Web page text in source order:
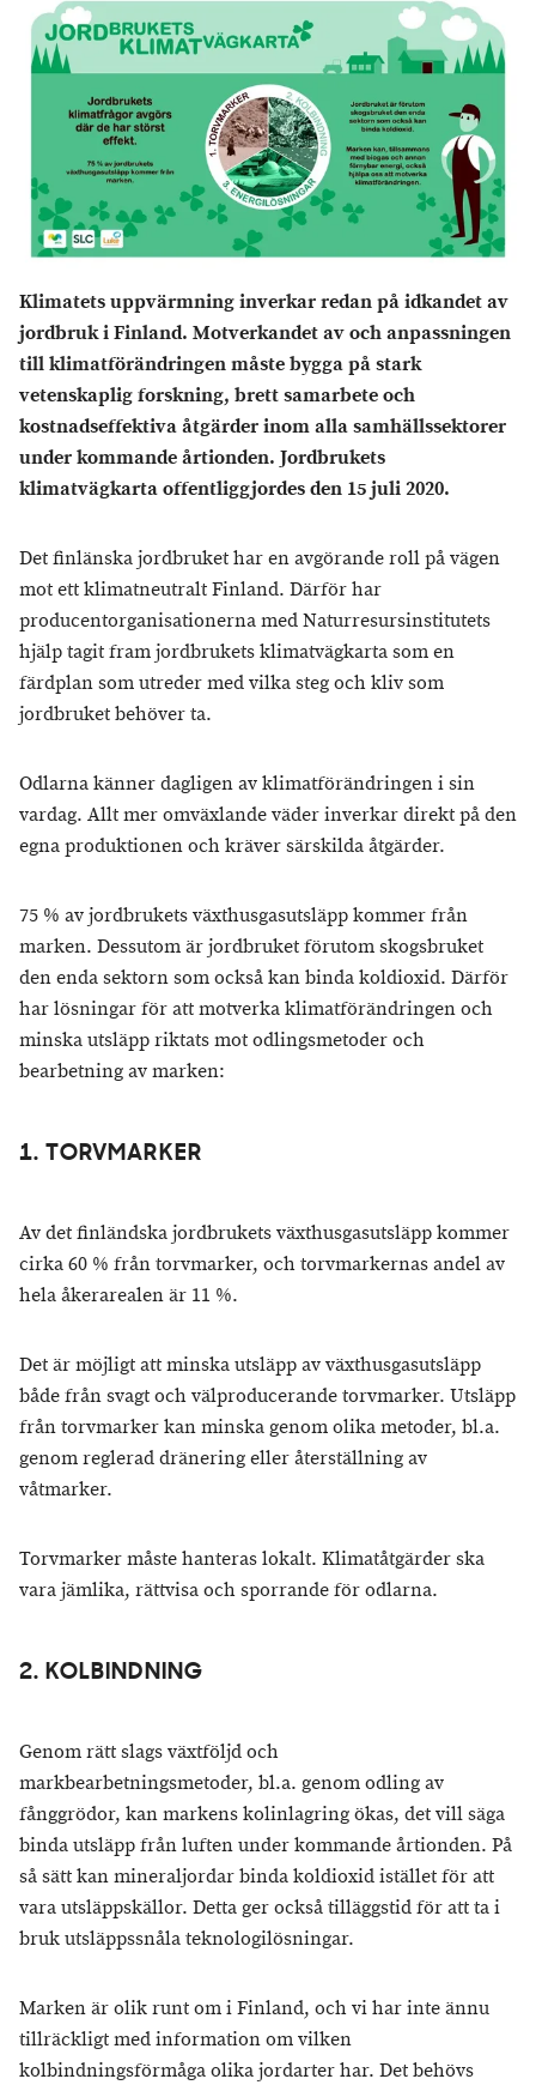
Klimatets uppvärmning inverkar redan på idkandet av
jordbruk i Finland. Motverkandet av och anpassningen
till klimatförändringen måste bygga på stark
vetenskaplig forskning, brett samarbete och
kostnadseffektiva åtgärder inom alla samhällssektorer
under kommande årtionden. Jordbrukets
klimatvägkarta offentliggjordes den 15 juli 2020.
Det finlänska jordbruket har en avgörande roll på vägen
mot ett klimatneutralt Finland. Därför har
producentorganisationerna med Naturresursinstitutets
hjälp tagit fram jordbrukets klimatvägkarta som en
färdplan som utreder med vilka steg och kliv som
jordbruket behöver ta.
Odlarna känner dagligen av klimatförändringen i sin
vardag. Allt mer omväxlande väder inverkar direkt på den
egna produktionen och kräver särskilda åtgärder.
75 % av jordbrukets växthusgasutsläpp kommer från
marken. Dessutom är jordbruket förutom skogsbruket
den enda sektorn som också kan binda koldioxid. Därför
har lösningar för att motverka klimatförändringen och
minska utsläpp riktats mot odlingsmetoder och
bearbetning av marken:
1. TORVMARKER
Av det finländska jordbrukets växthusgasutsläpp kommer
cirka 60 % från torvmarker, och torvmarkernas andel av
hela åkerarealen är 11 %.
Det är möjligt att minska utsläpp av växthusgasutsläpp
både från svagt och välproducerande torvmarker. Utsläpp
från torvmarker kan minska genom olika metoder, bl.a.
genom reglerad dränering eller återställning av
våtmarker.
Torvmarker måste hanteras lokalt. Klimatåtgärder ska
vara jämlika, rättvisa och sporrande för odlarna.
2. KOLBINDNING
Genom rätt slags växtföljd och
markbearbetningsmetoder, bl.a. genom odling av
fånggrödor, kan markens kolinlagring ökas, det vill säga
binda utsläpp från luften under kommande årtionden. På
så sätt kan mineraljordar binda koldioxid istället för att
vara utsläppskällor. Detta ger också tilläggstid för att ta i
bruk utsläppssnåla teknologilösningar.
Marken är olik runt om i Finland, och vi har inte ännu
tillräckligt med information om vilken
kolbindningsförmåga olika jordarter har. Det behövs